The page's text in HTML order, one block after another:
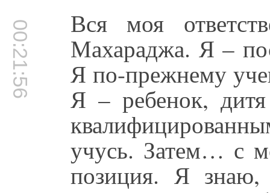
00:21:56 Вся моя
Махараджа. Я –
Я по-прежнему
Я – ребенок,
учусь. Затем… с
позиция. Я